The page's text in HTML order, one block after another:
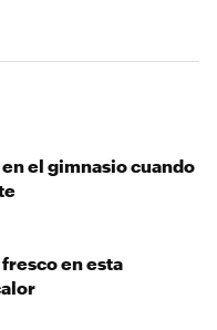
el gimnasio cuando
en esta